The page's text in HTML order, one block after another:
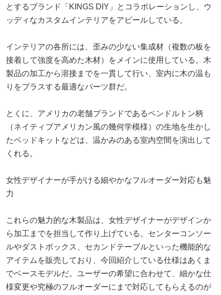
とするブランド「KINGS DIY」とコラボレーションし、ウ
ッディなカスタムインテリアをアピールしている。
インテリアの各所には、歪みの少ない集成材（複数の板を
接着して強度を高めた木材）をメインに使用している。木
製品の加工から溶接までを一貫して行い、室内に木の温も
りをプラスする最適なパーツ群だ。
とくに、アメリカの老舗ブランドであるペンドルトン柄
（ネイティブアメリカン風の幾何学模様）の生地を生かし
たベッドキットなどは、温かみのある室内空間を演出して
くれる。
女性デザイナーが手がける細やかなフルオーダー対応も魅
力
これらの魅力的な木製品は、女性デザイナーがデザインか
ら加工までを担当して作り上げている。センターコンソー
ルやダストボックス、セカンドテーブルといった機能的な
アイテムを販売しており、今回紹介している仕様はあくま
でベースモデルだ。ユーザーの希望に合わせて、細かな仕
様変更や究極のフルオーダーにまで対応してもらえるのが